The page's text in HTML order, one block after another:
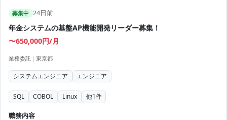
募集中 24日前
年金システムの基盤AP機能開発リーダー募集！
〜650,000円/月
業務委託 | 東京都
システムエンジニア エンジニア
SQL COBOL Linux 他1件
職務内容